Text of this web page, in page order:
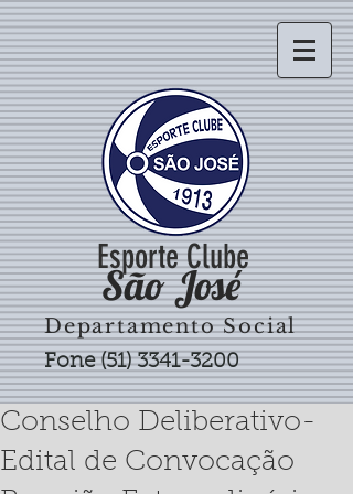
São José
Esporte Clube
Departamento Social
Fone(51) 3341-3200
Conselho Deliberativo-
Edital de Convocação